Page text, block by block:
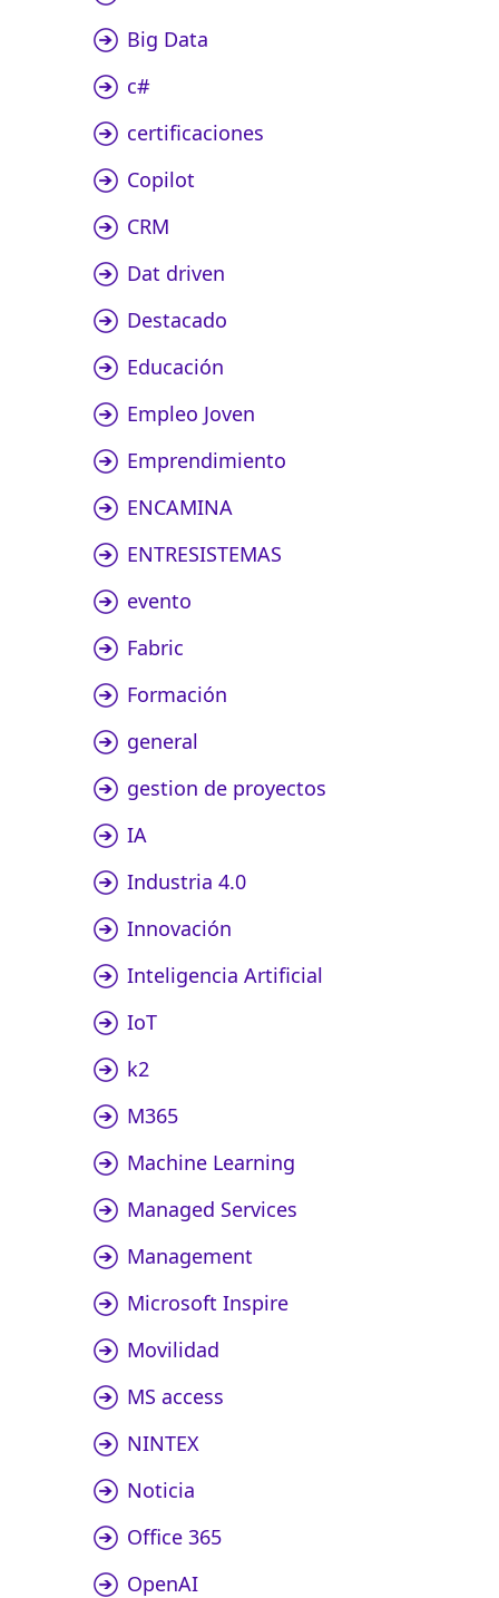
Big Data
c#
certificaciones
Copilot
CRM
Dat driven
Destacado
Educación
Empleo Joven
Emprendimiento
ENCAMINA
ENTRESISTEMAS
evento
Fabric
Formación
general
gestion de proyectos
IA
Industria 4.0
Innovación
Inteligencia Artificial
IoT
k2
M365
Machine Learning
Managed Services
Management
Microsoft Inspire
Movilidad
MS access
NINTEX
Noticia
Office 365
OpenAI